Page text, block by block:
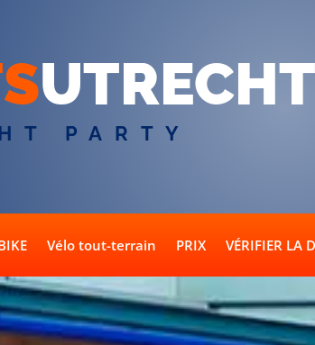
UTRECHT
PARTY
Vélo tout-terrain PRIX VÉRIFIER LA